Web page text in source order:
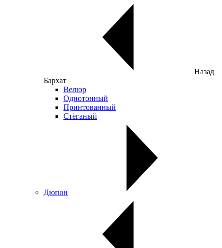
Назад
Бархат
Велюр
Однотонный
Принтованный
Стёганый
Дюпон